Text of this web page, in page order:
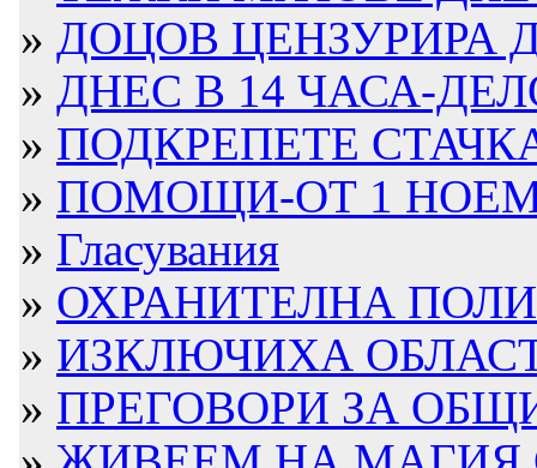
» ДОЦОВ ЦЕНЗУРИРА
» ДНЕС В 14 ЧАСА-
» ПОДКРЕПЕТЕ
» ПОМОЩИ-ОТ 1
» Гласувания
» ОХРАНИТЕЛНА
» ИЗКЛЮЧИХА
» ПРЕГОВОРИ ЗА